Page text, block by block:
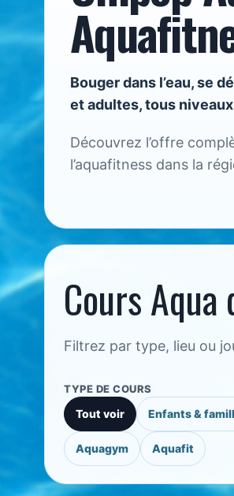
Bouger dans l’eau, se
et adultes, tous
Découvrez l’offre
l’aquafitness dans la
Cours
Filtrez par type, lieu ou
TYPE DE COURS
Tout voir Enfants &
Aquagym Aquafit